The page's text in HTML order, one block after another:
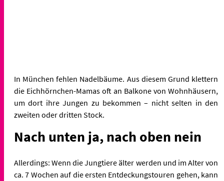
In München fehlen Nadelbäume. Aus diesem Grund klettern
die Eichhörnchen-Mamas oft an Balkone von Wohnhäusern,
um dort ihre Jungen zu bekommen – nicht selten in den
zweiten oder dritten Stock.
Nach unten ja, nach oben nein
Allerdings: Wenn die Jungtiere älter werden und im Alter von
ca. 7 Wochen auf die ersten Entdeckungstouren gehen, kann